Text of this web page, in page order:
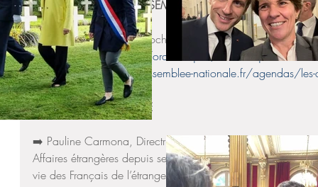
🏛 AU SÉNAT ET À L'ASSEMBLÉE NATIONALE
🔹 Ordres du jour des prochaines semaines :
▫️ SÉNAT : www.senat.fr/ordre-du-jour/ordre-du-jour.html
▫️ AN : https://www2.assemblee-nationale.fr/agendas/les-
🗞 DANS LA PRESSE FDE
➡️ Pauline Carmona, Directrice des Français à l’étranger au
Affaires étrangères depuis septembre 2023, dévoile les
vie des Français de l’étranger : urlr.me/sm2G6F